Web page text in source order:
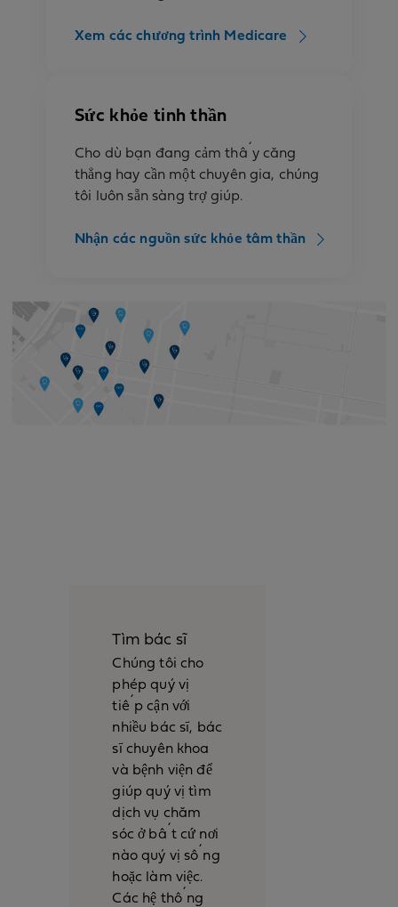
Xem các chương trình Medicare
Sức khỏe tinh thần
Cho dù bạn đang cảm thấy căng
thẳng hay cần một chuyên gia, chúng
tôi luôn sẵn sàng trợ giúp.
Nhận các nguồn sức khỏe tâm thần
Tìm bác sĩ
Chúng tôi cho
phép quý vị
tiếp cận với
nhiều bác sĩ, bác
sĩ chuyên khoa
và bệnh viện để
giúp quý vị tìm
dịch vụ chăm
sóc ở bất cứ nơi
nào quý vị sống
hoặc làm việc.
Các hệ thống